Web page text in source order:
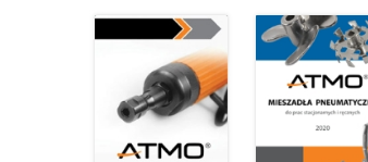
Typ 1727 / Typ 27 - DN10
Typ 1625 - DN 7,8
Typ 1600